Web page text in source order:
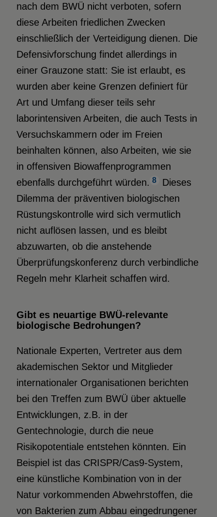
nach dem BWÜ nicht verboten, sofern
diese Arbeiten friedlichen Zwecken
einschließlich der Verteidigung dienen. Die
Defensivforschung findet allerdings in
einer Grauzone statt: Sie ist erlaubt, es
wurden aber keine Grenzen definiert für
Art und Umfang dieser teils sehr
laborintensiven Arbeiten, die auch Tests in
Versuchskammern oder im Freien
beinhalten können, also Arbeiten, wie sie
in offensiven Biowaffenprogrammen
ebenfalls durchgeführt würden. 8
Dieses
Dilemma der präventiven biologischen
Rüstungskontrolle wird sich vermutlich
nicht auflösen lassen, und es bleibt
abzuwarten, ob die anstehende
Überprüfungskonferenz durch verbindliche
Regeln mehr Klarheit schaffen wird.
Gibt es neuartige BWÜ-relevante
biologische Bedrohungen?
Nationale Experten, Vertreter aus dem
akademischen Sektor und Mitglieder
internationaler Organisationen berichten
bei den Treffen zum BWÜ über aktuelle
Entwicklungen, z.B. in der
Gentechnologie, durch die neue
Risikopotentiale entstehen könnten. Ein
Beispiel ist das CRISPR/Cas9-System,
eine künstliche Kombination von in der
Natur vorkommenden Abwehrstoffen, die
von Bakterien zum Abbau eingedrungener